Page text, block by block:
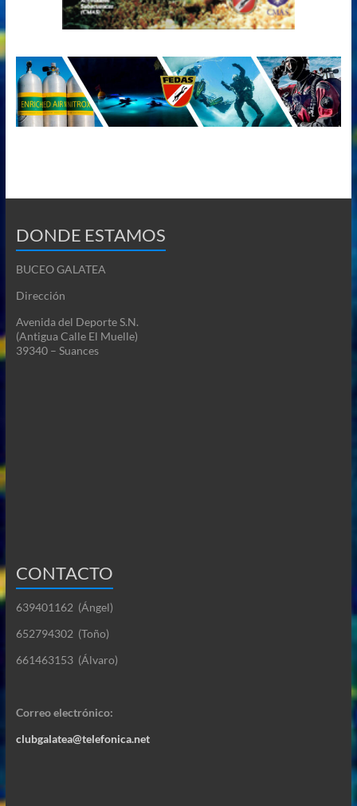
DONDE ESTAMOS
BUCEO GALATEA
Dirección
Avenida del Deporte S.N.
(Antigua Calle El Muelle)
39340 – Suances
CONTACTO
639401162 (Ángel)
652794302 (Toño)
661463153 (Álvaro)
Correo electrónico:
clubgalatea@telefonica.net